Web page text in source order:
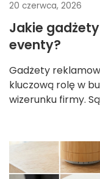
20 czerwca, 2026
Jakie
eventy?
Gadżety
kluczową rolę w
wizerunku firmy.